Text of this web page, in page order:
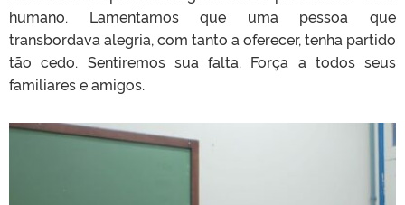
humano. Lamentamos que uma pessoa que
transbordava alegria, com tanto a oferecer, tenha partido
tão cedo. Sentiremos sua falta. Força a todos seus
familiares e amigos.